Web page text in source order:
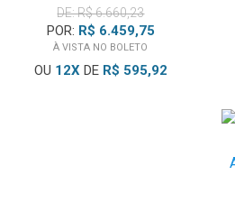
DE: R$ 6.660,23
POR: R$ 6.459,75
À VISTA NO BOLETO
OU 12XDE R$ 595,92